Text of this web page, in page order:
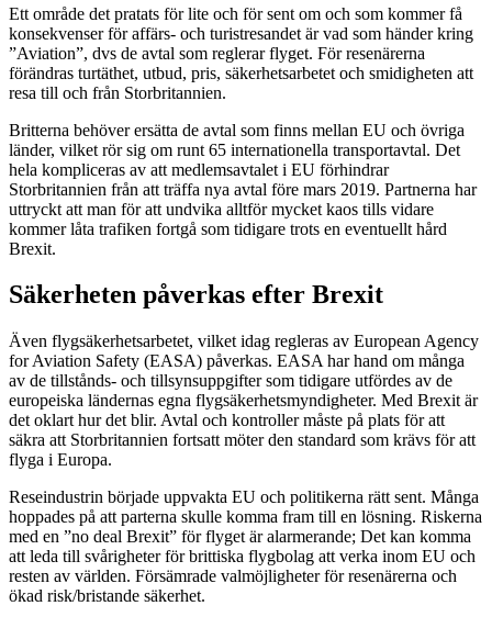
Ett område det pratats för lite och för sent om och som kommer få
konsekvenser för affärs- och turistresandet är vad som händer kring
”Aviation”, dvs de avtal som reglerar flyget. För resenärerna
förändras turtäthet, utbud, pris, säkerhetsarbetet och smidigheten att
resa till och från Storbritannien.
Britterna behöver ersätta de avtal som finns mellan EU och övriga
länder, vilket rör sig om runt 65 internationella transportavtal. Det
hela kompliceras av att medlemsavtalet i EU förhindrar
Storbritannien från att träffa nya avtal före mars 2019. Partnerna har
uttryckt att man för att undvika alltför mycket kaos tills vidare
kommer låta trafiken fortgå som tidigare trots en eventuellt hård
Brexit.
Säkerheten påverkas efter Brexit
Även flygsäkerhetsarbetet, vilket idag regleras av European Agency
for Aviation Safety (EASA) påverkas. EASA har hand om många
av de tillstånds- och tillsynsuppgifter som tidigare utfördes av de
europeiska ländernas egna flygsäkerhetsmyndigheter. Med Brexit är
det oklart hur det blir. Avtal och kontroller måste på plats för att
säkra att Storbritannien fortsatt möter den standard som krävs för att
flyga i Europa.
Reseindustrin började uppvakta EU och politikerna rätt sent. Många
hoppades på att parterna skulle komma fram till en lösning. Riskerna
med en ”no deal Brexit” för flyget är alarmerande; Det kan komma
att leda till svårigheter för brittiska flygbolag att verka inom EU och
resten av världen. Försämrade valmöjligheter för resenärerna och
ökad risk/bristande säkerhet.